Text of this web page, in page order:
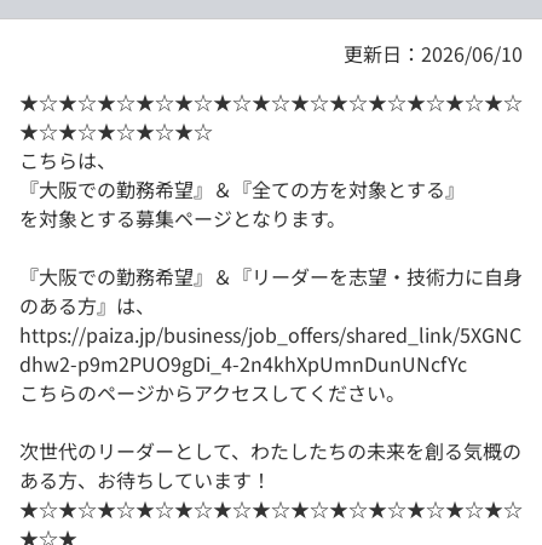
更新日：2026/06/10
★☆★☆★☆★☆★☆★☆★☆★☆★☆★☆★☆★☆★☆
★☆★☆★☆★☆★☆
こちらは、
『大阪での勤務希望』＆『全ての方を対象とする』
を対象とする募集ページとなります。
『大阪での勤務希望』＆『リーダーを志望・技術力に自身
のある方』は、
https://paiza.jp/business/job_offers/shared_link/5XGNC
dhw2-p9m2PUO9gDi_4-2n4khXpUmnDunUNcfYc
こちらのページからアクセスしてください。
次世代のリーダーとして、わたしたちの未来を創る気概の
ある方、お待ちしています！
★☆★☆★☆★☆★☆★☆★☆★☆★☆★☆★☆★☆★☆
★☆★